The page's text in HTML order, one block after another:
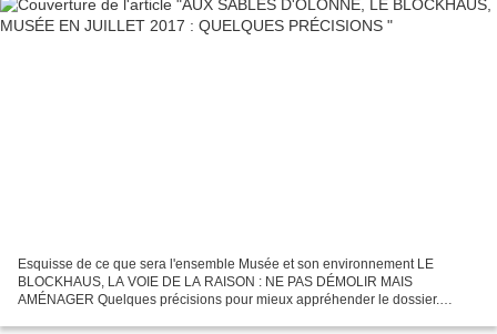
Esquisse de ce que sera l'ensemble Musée et son environnement LE
BLOCKHAUS, LA VOIE DE LA RAISON : NE PAS DÉMOLIR MAIS
AMÉNAGER Quelques précisions pour mieux appréhender le dossier.